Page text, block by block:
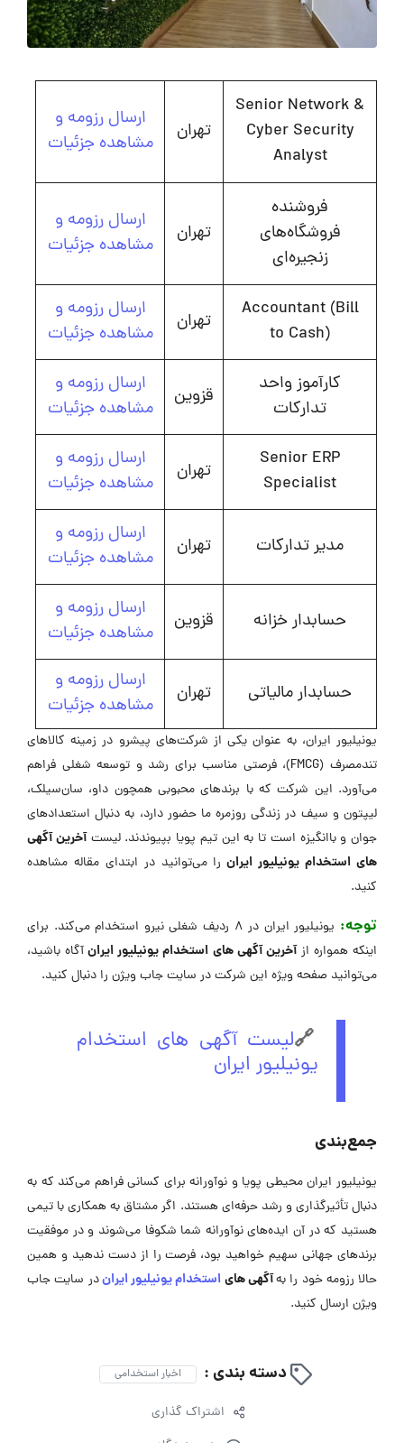
Senior Network &
Cyber Security
Analyst
تهران
ارسال رزومه و
مشاهده جزئیات
فروشنده
فروشگاه‌های
زنجیره‌ای
تهران
ارسال رزومه و
مشاهده جزئیات
Accountant (Bill
to Cash)
تهران
ارسال رزومه و
مشاهده جزئیات
کارآموز واحد
تدارکات
قزوین
ارسال رزومه و
مشاهده جزئیات
Senior ERP
Specialist
تهران
ارسال رزومه و
مشاهده جزئیات
مدیر تدارکات تهران
ارسال رزومه و
مشاهده جزئیات
حسابدار خزانه قزوین
ارسال رزومه و
مشاهده جزئیات
حسابدار مالیاتی تهران
ارسال رزومه و
مشاهده جزئیات
یونیلیور ایران، به عنوان یکی از شرکت‌های پیشرو در زمینه کالاهای
تندمصرف (FMCG)، فرصتی مناسب برای رشد و توسعه شغلی فراهم
می‌آورد. این شرکت که با برندهای محبوبی همچون داو، سان‌سیلک،
لیپتون و سیف در زندگی روزمره ما حضور دارد، به دنبال استعدادهای
جوان و باانگیزه است تا به این تیم پویا بپیوندند. لیستآخرین آگهی
های استخدام یونیلیور ایران را می‌توانید در ابتدای مقاله مشاهده
کنید.
توجه:
یونیلیور ایران در 8 ردیف شغلی نیرو استخدام می‌کند. برای
اینکه همواره ازآخرین آگهی های استخدام یونیلیور ایرانآگاه باشید،
می‌توانید صفحه ویژه این شرکت در ‌سایت جاب ویژن را دنبال کنید.
🔗لیست آگهی های استخدام
یونیلیور ایران
جمع‌بندی
یونیلیور ایران محیطی پویا و نوآورانه برای کسانی فراهم می‌کند که به
دنبال تأثیرگذاری و رشد حرفه‌ای هستند. اگر مشتاق به همکاری با تیمی
هستید که در آن ایده‌های نوآورانه شما شکوفا می‌شوند و در موفقیت
برندهای جهانی سهیم خواهید بود، فرصت را از دست ندهید و همین
حالا رزومه خود را بهآگهی ‌هایاستخدام یونیلیور ایراندر سایت جاب
ویژن ارسال کنید.
دسته بندی : اخبار استخدامی
اشتراک گذاری